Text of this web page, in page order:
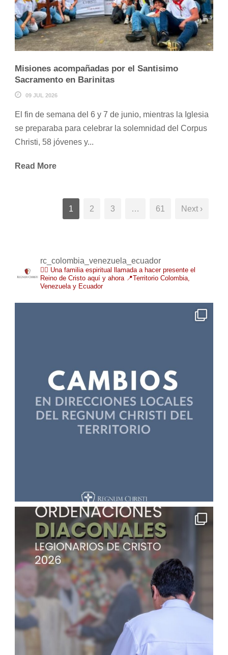
Misiones acompañadas por el Santisimo
Sacramento en Barinitas
09 JUL 2026
El fin de semana del 6 y 7 de junio, mientras la Iglesia
se preparaba para celebrar la solemnidad del Corpus
Christi, 58 jóvenes y...
Read More
1 2 3 … 61 Next ›
rc_colombia_venezuela_ecuador
❤️‍🔥 Una familia espiritual llamada a hacer presente el
Reino de Cristo aquí y ahora 📍Territorio Colombia,
Venezuela y Ecuador